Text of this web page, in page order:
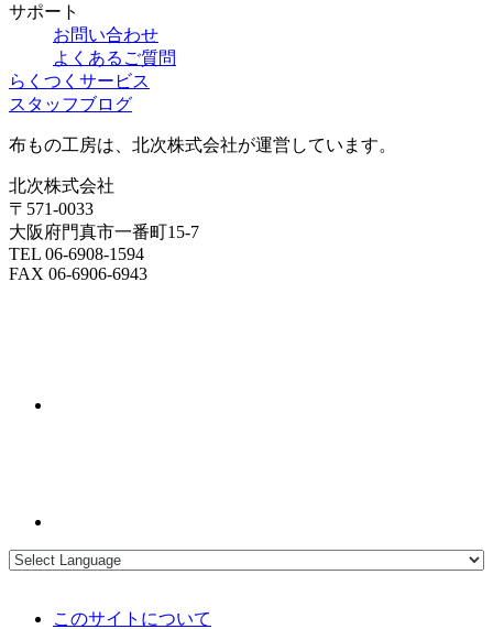
サポート
お問い合わせ
よくあるご質問
らくつくサービス
スタッフブログ
布もの工房は、北次株式会社が運営しています。
北次株式会社
〒571-0033
大阪府門真市一番町15-7
TEL 06-6908-1594
FAX 06-6906-6943
このサイトについて